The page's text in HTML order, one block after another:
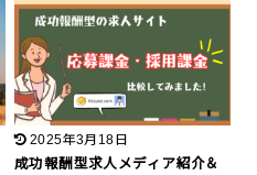
2025年3月18日
成功報酬型求人メディア紹介＆